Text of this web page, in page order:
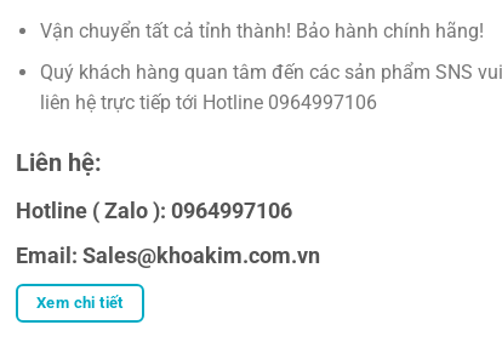
Vận chuyển tất cả tỉnh thành! Bảo hành chính hãng!
Quý khách hàng quan tâm đến các sản phẩm SNS
liên hệ trực tiếp tới Hotline 0964997106
Liên hệ:
Hotline ( Zalo ): 0964997106
Email: Sales@khoakim.com.vn
Xem chi tiết